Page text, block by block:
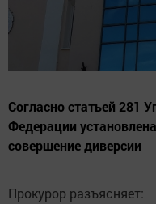
Согласно статьей 281
Федерации
совершение диверсии
Прокурор разъясняет: